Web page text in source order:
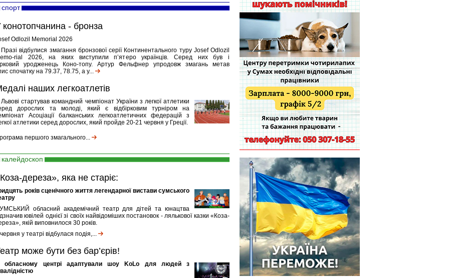
спорт
конотопчанина - бронза
Odlozil Memorial 2026
відбулися змагання бронзової серії Континентального туру Josef Odlozil
rial 2026, на яких виступили п’ятеро українців. Серед них був і
уродженець Коно-топу. Артур Фельфнер упродовж змагань метав
спочатку на 79.37, 78.75, а у...
наших легкоатлетів
стартував командний чемпіонат України з легкої атлетики
дорослих та молоді, який є відбірковим турніром на
Асоціації балканських легкоатлетичних федерацій з
атлетики серед дорослих, який пройде 20-21 червня у Греції.
першого змагального...
калейдоскоп
дереза», яка не старіє:
років сценічного життя легендарної вистави сумського
обласний академічний театр для дітей та юнацтва
ювілей однієї зі своїх найвідоміших постановок - лялькової казки «Коза-
якій виповнилося 30 років.
у театрі відбулася подія,...
може бути без бар’єрів!
обласному центрі адаптували шоу KoLo для людей з